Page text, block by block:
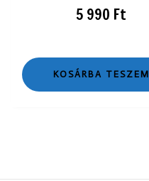
5 990 Ft
KOSÁRBA TESZEM